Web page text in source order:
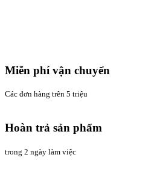
Miễn phí vận chuyển
Các đơn hàng trên 5 triệu
Hoàn trả sản phẩm
trong 2 ngày làm việc